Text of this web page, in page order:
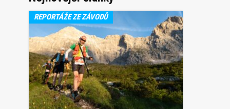
REPORTÁŽE ZE ZÁVODŮ